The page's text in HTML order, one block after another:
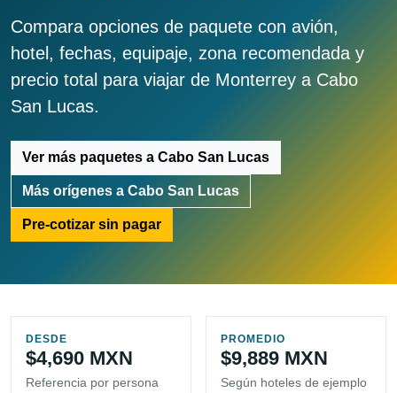
Compara opciones de paquete con avión,
hotel, fechas, equipaje, zona recomendada y
precio total para viajar de Monterrey a Cabo
San Lucas.
Ver más paquetes a Cabo San Lucas
Más orígenes a Cabo San Lucas
Pre-cotizar sin pagar
DESDE
$4,690 MXN
Referencia por persona
PROMEDIO
$9,889 MXN
Según hoteles de ejemplo